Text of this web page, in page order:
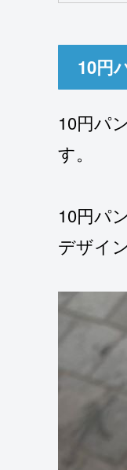
10円
10円パ
す。
10円パ
デザイ